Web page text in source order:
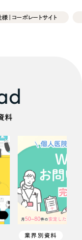
｜コーポレートサイト
料
業界別資料